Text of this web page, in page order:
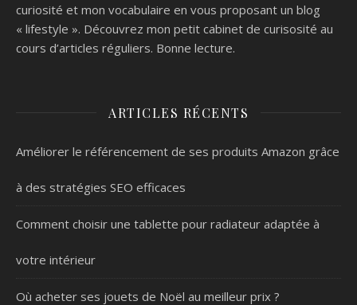
curiosité et mon vocabulaire en vous proposant un blog
« lifestyle ». Découvrez mon petit cabinet de curisosité au
cours d’articles réguliers. Bonne lecture.
ARTICLES RÉCENTS
Améliorer le référencement de ses produits Amazon grâce
à des stratégies SEO efficaces
Comment choisir une tablette pour radiateur adaptée à
votre intérieur
Où acheter ses jouets de Noël au meilleur prix ?